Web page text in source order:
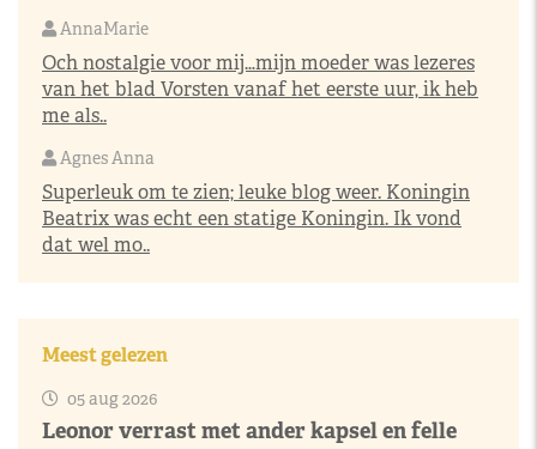
AnnaMarie
Och nostalgie voor mij…mijn moeder was lezeres
van het blad Vorsten vanaf het eerste uur, ik heb
me als..
Agnes Anna
Superleuk om te zien; leuke blog weer. Koningin
Beatrix was echt een statige Koningin. Ik vond
dat wel mo..
Meest gelezen
05 aug 2026
Leonor verrast met ander kapsel en felle